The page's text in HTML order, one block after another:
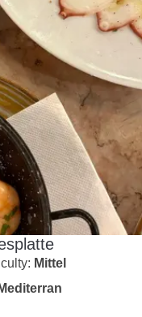
Mittel
Mediterran